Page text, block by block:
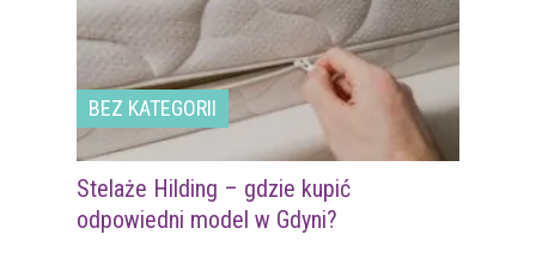
BEZ KATEGORII
Stelaże Hilding – gdzie kupić
odpowiedni model w Gdyni?